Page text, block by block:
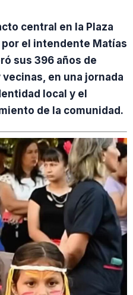
central en la Plaza
el intendente Matías
sus 396 años de
en una jornada
local y el
de la comunidad.